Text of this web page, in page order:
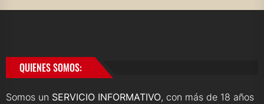
QUIENES SOMOS:
Somos un SERVICIO INFORMATIVO, con más de 18 años